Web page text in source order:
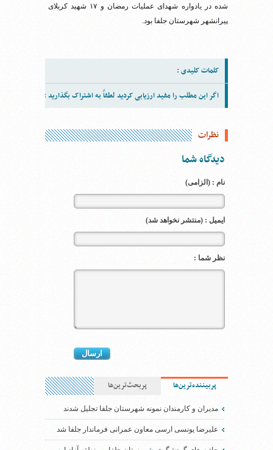
شده در یادواره شهدای عملیات رمضان و ۱۷ شهید کربلای
پیرانشهر شهرستان جلفا بود.
کلمات کلیدی :
اگر این مطلب را مفید ارزیابی کردید لطفاً به اشتراک بگذارید :
نظرات
دیدگاه شما
نام : (الزامی)
ایمیل : (منتشر نخواهد شد)
نظر شما :
پربیننده‌ترین‌ها پربحث‌ترین‌ها
مدیران و کارمندان نمونه شهرستان جلفا تجلیل شدند
علیرضا یونسی ارسی معاون عمرانی فرماندار جلفا شد